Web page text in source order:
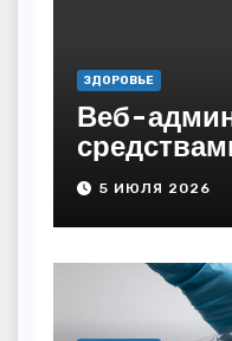
ЗДОРОВЬЕ
Веб-
5 ИЮЛЯ 2026